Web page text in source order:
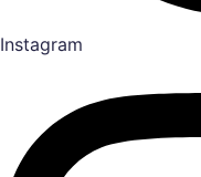
Instagram